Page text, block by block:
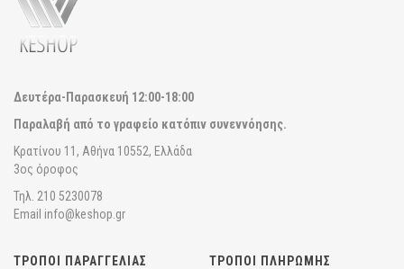
Δευτέρα-Παρασκευή 12:00-18:00
Παραλαβή από το γραφείο κατόπιν συνεννόησης.
Κρατίνου 11, Αθήνα 10552, Ελλάδα
3ος όροφος
Τηλ. 210 5230078
Email info@keshop.gr
ΤΡΟΠΟΙ ΠΑΡΑΓΓΕΛΙΑΣ ΤΡΟΠΟΙ ΠΛΗΡΩΜΗΣ